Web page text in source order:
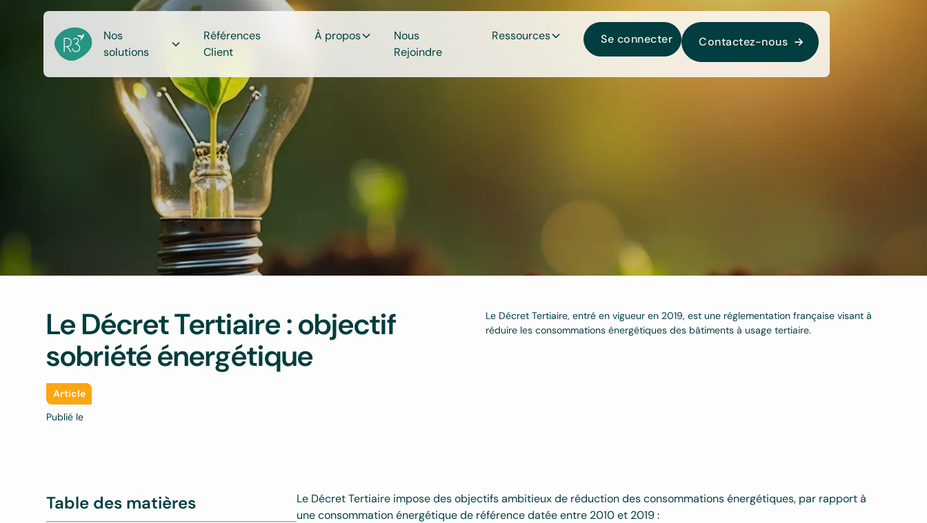
Nos
solutions
Références
Client
À propos
Nous
Rejoindre
Ressources Se connecter Contactez-nous
Le Décret Tertiaire : objectif
sobriété énergétique
Article
Publié le
Le Décret Tertiaire, entré en vigueur en 2019, est une réglementation française visant à
réduire les consommations énergétiques des bâtiments à usage tertiaire.
Table des matières
Le Décret Tertiaire impose des objectifs ambitieux de réduction des consommations énergétiques, par rapport à
une consommation énergétique de référencedatée entre 2010 et 2019 :